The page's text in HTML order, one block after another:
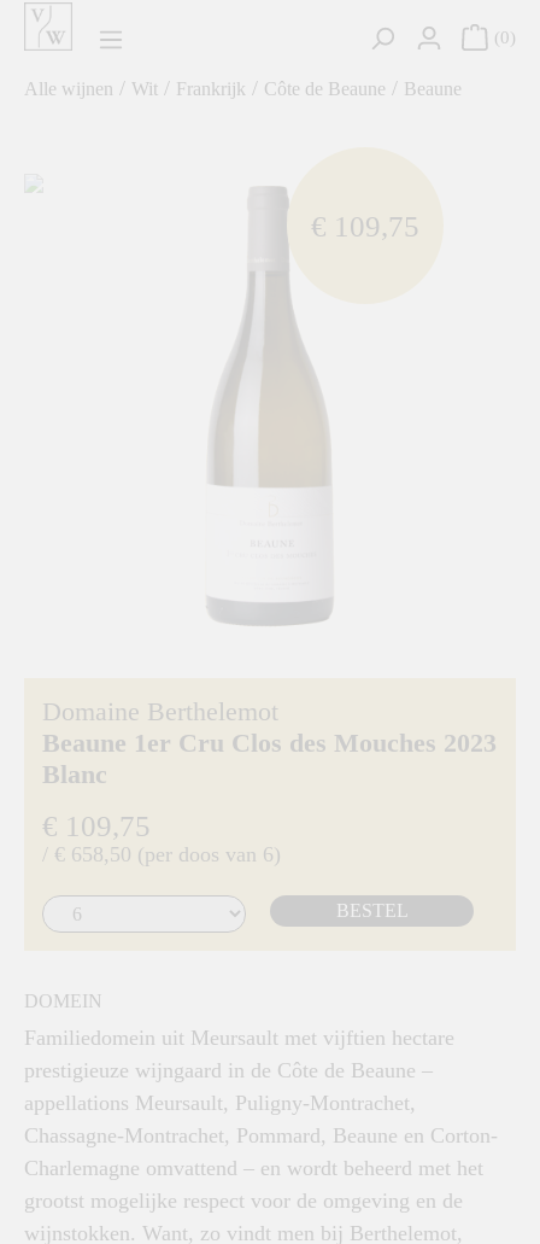
0
Alle wijnen / Wit / Frankrijk / Côte de Beaune / Beaune
€ 109,75
Domaine Berthelemot
Beaune 1er Cru Clos des Mouches 2023
Blanc
€ 109,75
/ € 658,50 (per doos van 6)
BESTEL
DOMEIN
Familiedomein uit Meursault met vijftien hectare
prestigieuze wijngaard in de Côte de Beaune –
appellations Meursault, Puligny-Montrachet,
Chassagne-Montrachet, Pommard, Beaune en Corton-
Charlemagne omvattend – en wordt beheerd met het
grootst mogelijke respect voor de omgeving en de
wijnstokken. Want, zo vindt men bij Berthelemot,